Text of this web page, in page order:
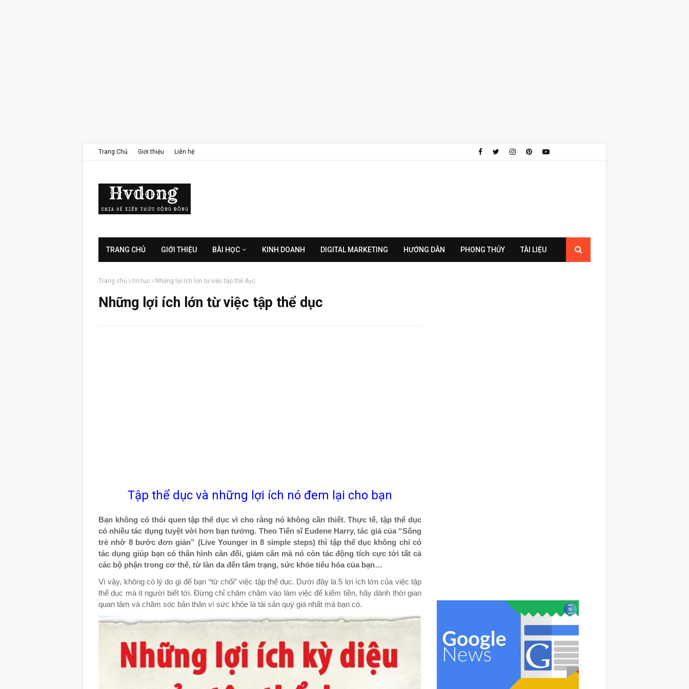
Trang Chủ Giới thiệu Liên hệ
TRANG CHỦ GIỚI THIỆU BÀI HỌC KINH DOANH DIGITAL MARKETING HƯỚNG DẪN PHONG THỦY TÀI LIỆU
Trang chủ tin-tuc Những lợi ích lớn từ việc tập thể dục
Những lợi ích lớn từ việc tập thể dục
Tập thể dục và những lợi ích nó đem lại cho bạn
Bạn không có thói quen tập thể dục vì cho rằng nó không cần thiết. Thực tế, tập thể dục
có nhiều tác dụng tuyệt vời hơn bạn tưởng. Theo Tiến sĩ Eudene Harry, tác giả của “Sống
trẻ nhờ 8 bước đơn giản” (Live Younger in 8 simple steps) thì tập thể dục không chỉ có
tác dụng giúp bạn có thân hình cân đối, giảm cân mà nó còn tác động tích cực tới tất cả
các bộ phận trong cơ thể, từ làn da đến tâm trạng, sức khỏe tiêu hóa của bạn…
Vì vậy, không có lý do gì để bạn “từ chối” việc tập thể dục. Dưới đây là 5 lợi ích lớn của việc tập
thể dục mà ít người biết tới. Đừng chỉ chăm chăm vào làm việc để kiếm tiền, hãy dành thời gian
quan tâm và chăm sóc bản thân vì sức khỏe là tài sản quý giá nhất mà bạn có.